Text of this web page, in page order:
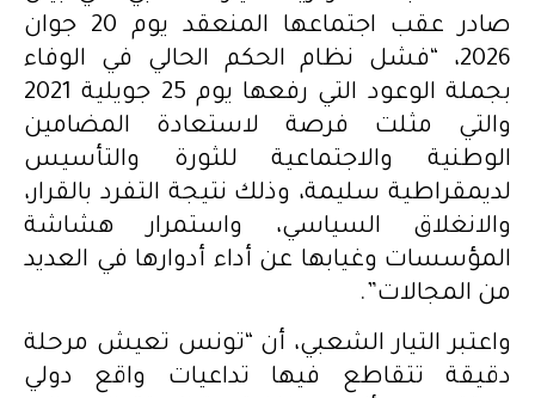
صادر عقب اجتماعها المنعقد يوم 20 جوان
2026، “فشل نظام الحكم الحالي في الوفاء
بجملة الوعود التي رفعها يوم 25 جويلية 2021
والتي مثلت فرصة لاستعادة المضامين
الوطنية والاجتماعية للثورة والتأسيس
لديمقراطية سليمة، وذلك نتيجة التفرد بالقرار،
والانغلاق السياسي، واستمرار هشاشة
المؤسسات وغيابها عن أداء أدوارها في العديد
من المجالات”.
واعتبر التيار الشعبي، أن “تونس تعيش مرحلة
دقيقة تتقاطع فيها تداعيات واقع دولي